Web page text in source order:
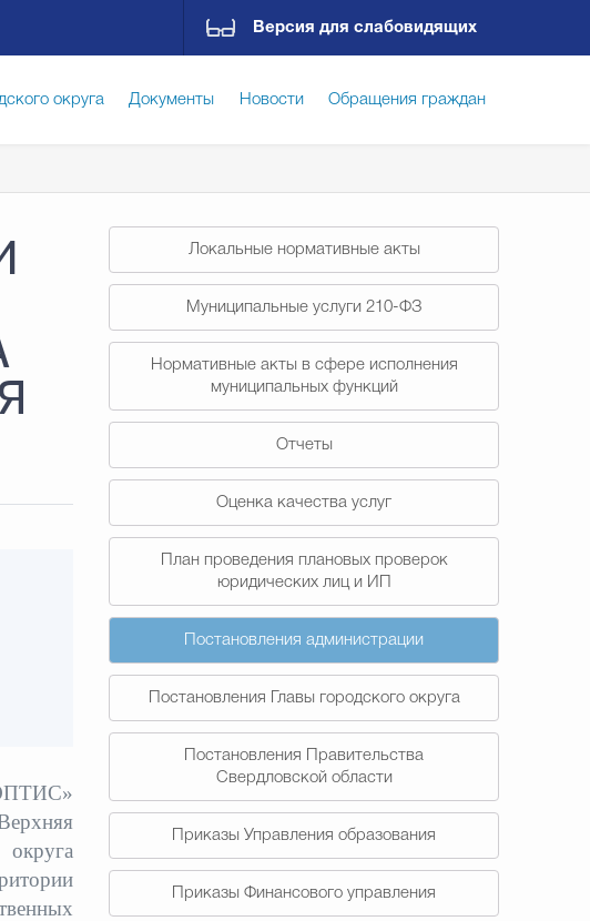
Версия для слабовидящих
округа Документы Новости Обращения граждан
Избирательная комиссия Гостям Городского округа
Государственные организации информируют
Локальные нормативные акты
Муниципальные услуги 210-ФЗ
Нормативные акты в сфере исполнения
муниципальных функций
Отчеты
Оценка качества услуг
План проведения плановых проверок
юридических лиц и ИП
Постановления администрации
Постановления Главы городского округа
Постановления Правительства
Свердловской области
Приказы Управления образования
Приказы Финансового управления